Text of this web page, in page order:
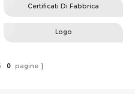
Certificati Di Fabbrica
Logo
0 pagine